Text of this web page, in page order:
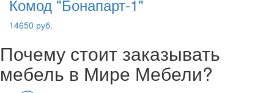
Комод "Бонапарт-1"
14650 руб.
Почему стоит заказывать
мебель в Мире Мебели?